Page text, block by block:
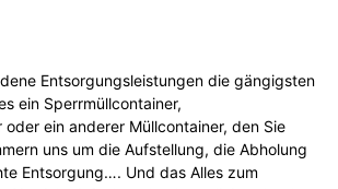
Entsorgungsleistungen die gängigsten
ein Sperrmüllcontainer,
ein anderer Müllcontainer, den Sie
uns um die Aufstellung, die Abholung
Entsorgung…. Und das Alles zum